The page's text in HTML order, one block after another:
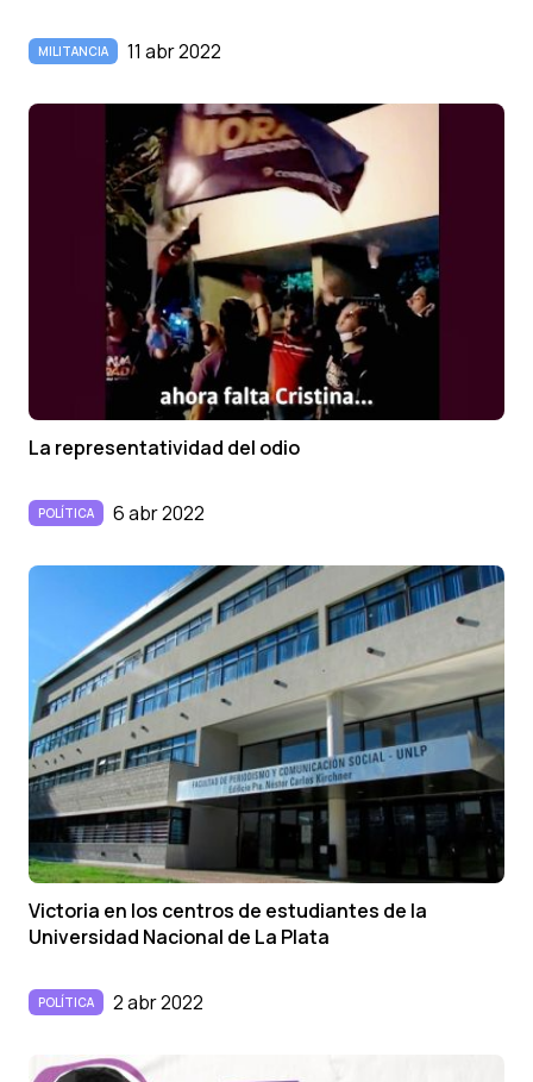
MILITANCIA 11 abr 2022
La representatividad del odio
POLÍTICA 6 abr 2022
Victoria en los centros de estudiantes de la
Universidad Nacional de La Plata
POLÍTICA 2 abr 2022